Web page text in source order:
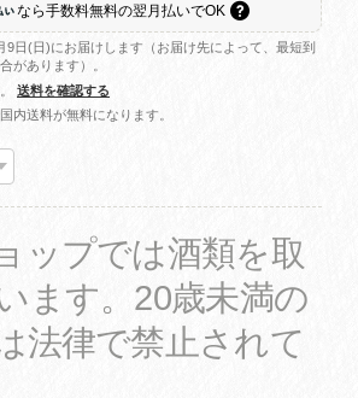
なら手数料無料の翌月払いでOK
日(日)にお届けします（お届け先によって、最短到
があります）。
送料を確認する
内送料が無料になります。
ップでは酒類を取
ます。20歳未満の
法律で禁止されて